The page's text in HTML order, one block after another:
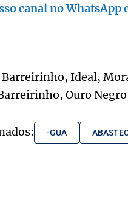
canal no WhatsApp
Ideal,
Ouro
-GUA